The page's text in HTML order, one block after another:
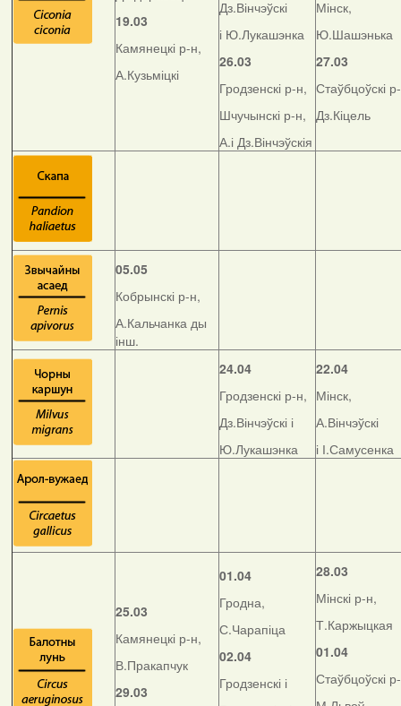
19.03
Камянецкі р-н,
А.Кузьміцкі
Дз.Вінчэўскі
і Ю.Лукашэнка
26.03
Гродзенскі р-н,
Шчучынскі р-н,
А.і Дз.Вінчэўскія
Мінск,
Ю.Шашэнька
27.03
Стаўбцоўскі
Дз.Кіцель
05.05
Кобрынскі р-н,
А.Кальчанка ды
інш.
24.04
Гродзенскі р-н,
Дз.Вінчэўскі і
Ю.Лукашэнка
22.04
Мінск,
А.Вінчэўскі
і І.Самусенка
25.03
Камянецкі р-н,
В.Пракапчук
29.03
01.04
Гродна,
С.Чарапіца
02.04
Гродзенскі і
28.03
Мінскі р-н,
Т.Каржыцкая
01.04
Стаўбцоўскі